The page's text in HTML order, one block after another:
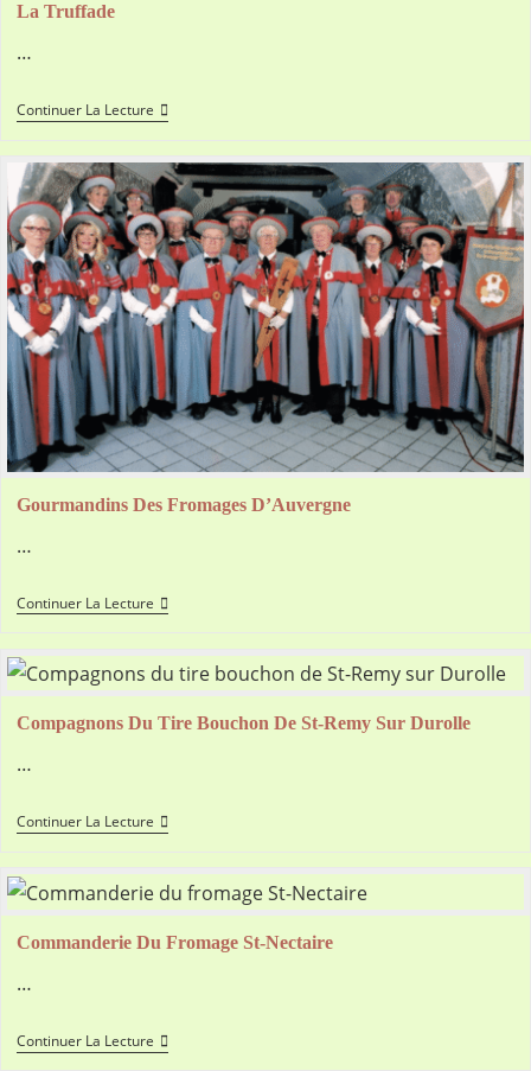
La Truffade
…
Continuer La LectureLa
Truffade
Gourmandins Des Fromages D’Auvergne
…
Continuer La LectureGourmandins
Des
Fromages
D’Auvergne
Compagnons Du Tire Bouchon De St-Remy Sur Durolle
…
Continuer La LectureCompagnons
Du
Tire
Bouchon
De
St-
Remy
Sur
Commanderie Du Fromage St-Nectaire
…
Continuer La LectureCommanderie
Du